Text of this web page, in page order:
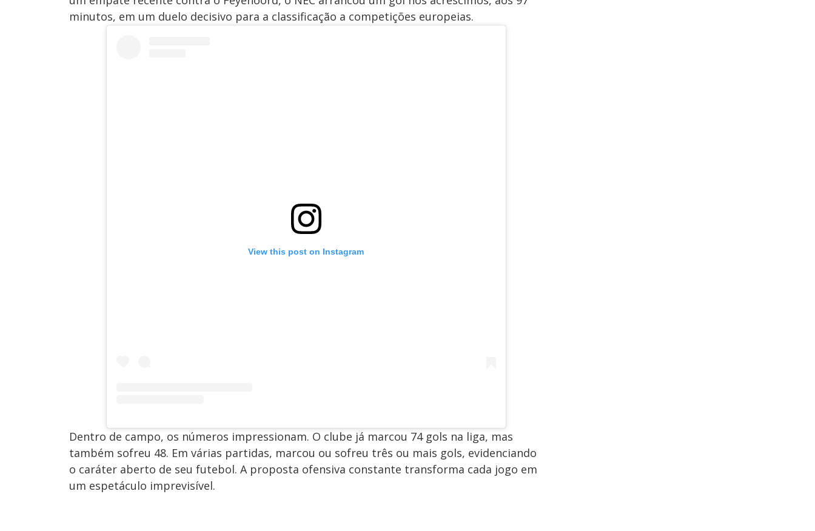
minutos, em um duelo decisivo para a classificação a competições europeias.
View this post on Instagram
Dentro de campo, os números impressionam. O clube já marcou 74 gols na liga, mas
também sofreu 48. Em várias partidas, marcou ou sofreu três ou mais gols, evidenciando
o caráter aberto de seu futebol. A proposta ofensiva constante transforma cada jogo em
um espetáculo imprevisível.